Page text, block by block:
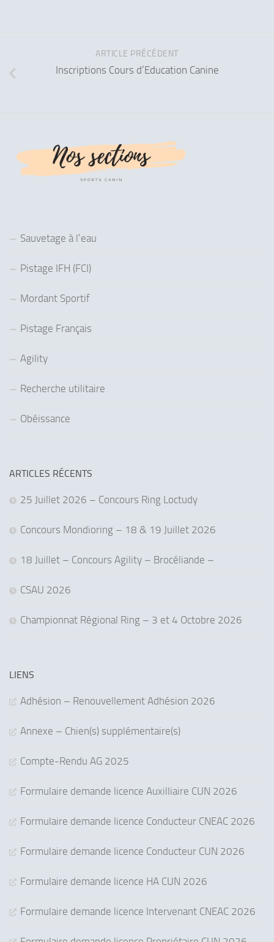
ARTICLE PRÉCÉDENT
Inscriptions Cours d’Education Canine
Sauvetage à l’eau
Pistage IFH (FCI)
Mordant Sportif
Pistage Français
Agility
Recherche utilitaire
Obéissance
ARTICLES RÉCENTS
25 Juillet 2026 – Concours Ring Loctudy
Concours Mondioring – 18 & 19 Juillet 2026
18 Juillet – Concours Agility – Brocéliande –
CSAU 2026
Championnat Régional Ring – 3 et 4 Octobre 2026
LIENS
Adhésion – Renouvellement Adhésion 2026
Annexe – Chien(s) supplémentaire(s)
Compte-Rendu AG 2025
Formulaire demande licence Auxilliaire CUN 2026
Formulaire demande licence Conducteur CNEAC 2026
Formulaire demande licence Conducteur CUN 2026
Formulaire demande licence HA CUN 2026
Formulaire demande licence Intervenant CNEAC 2026